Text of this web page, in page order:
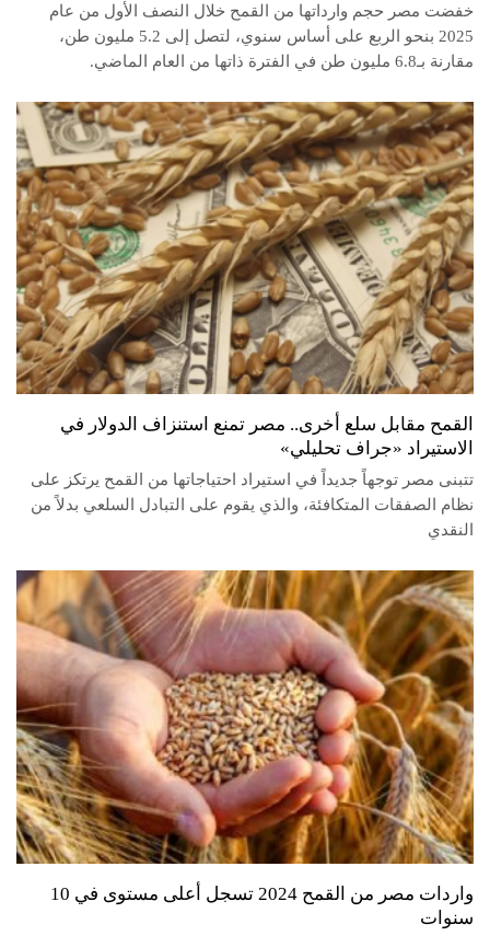
خفضت مصر حجم وارداتها من القمح خلال النصف الأول من عام
2025 بنحو الربع على أساس سنوي، لتصل إلى 5.2 مليون طن،
مقارنة بـ6.8 مليون طن في الفترة ذاتها من العام الماضي.
القمح مقابل سلع أخرى.. مصر تمنع استنزاف الدولار في
الاستيراد «جراف تحليلي»
تتبنى مصر توجهاً جديداً في استيراد احتياجاتها من القمح يرتكز على
نظام الصفقات المتكافئة، والذي يقوم على التبادل السلعي بدلاً من
النقدي
واردات مصر من القمح 2024 تسجل أعلى مستوى في 10
سنوات